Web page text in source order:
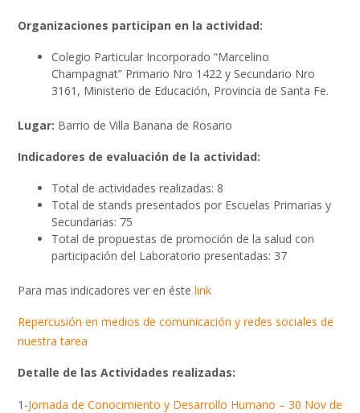
Organizaciones participan en la actividad:
Colegio Particular Incorporado “Marcelino
Champagnat” Primario Nro 1422 y Secundario Nro
3161, Ministerio de Educación, Provincia de Santa Fe.
Lugar: Barrio de Villa Banana de Rosario
Indicadores de evaluación de la actividad:
Total de actividades realizadas: 8
Total de stands presentados por Escuelas Primarias y
Secundarias: 75
Total de propuestas de promoción de la salud con
participación del Laboratorio presentadas: 37
Para mas indicadores ver en éste link
Repercusión en medios de comunicación y redes sociales de
nuestra tarea
Detalle de las Actividades realizadas:
1-Jornada de Conocimiento y Desarrollo Humano – 30 Nov de